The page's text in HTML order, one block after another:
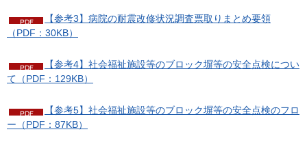
【参考3】病院の耐震改修状況調査票取りまとめ要領
（PDF：30KB）
【参考4】社会福祉施設等のブロック塀等の安全点検につい
て（PDF：129KB）
【参考5】社会福祉施設等のブロック塀等の安全点検のフロ
ー（PDF：87KB）